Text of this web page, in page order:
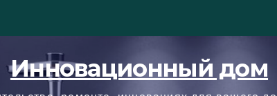
Инновационный дом